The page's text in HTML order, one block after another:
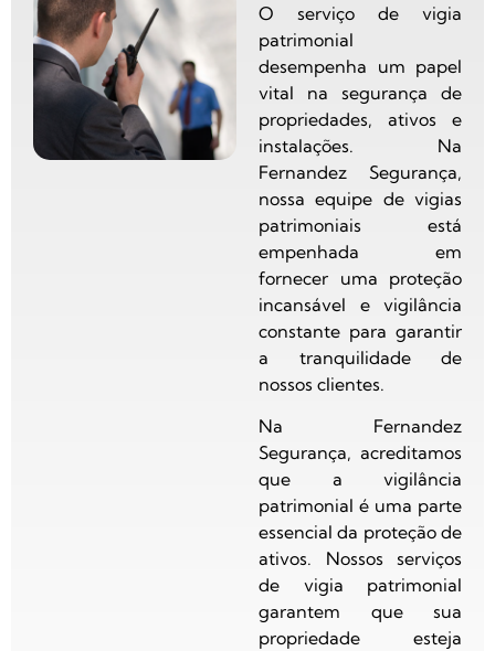
O serviço de vigia
patrimonial
desempenha um papel
vital na segurança de
propriedades, ativos e
instalações. Na
Fernandez Segurança,
nossa equipe de vigias
patrimoniais está
empenhada em
fornecer uma proteção
incansável e vigilância
constante para garantir
a tranquilidade de
nossos clientes.
Na Fernandez
Segurança, acreditamos
que a vigilância
patrimonial é uma parte
essencial da proteção de
ativos. Nossos serviços
de vigia patrimonial
garantem que sua
propriedade esteja